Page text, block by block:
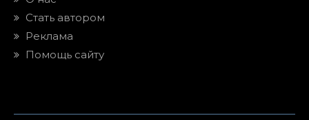
Стать автором
Реклама
Помощь сайту